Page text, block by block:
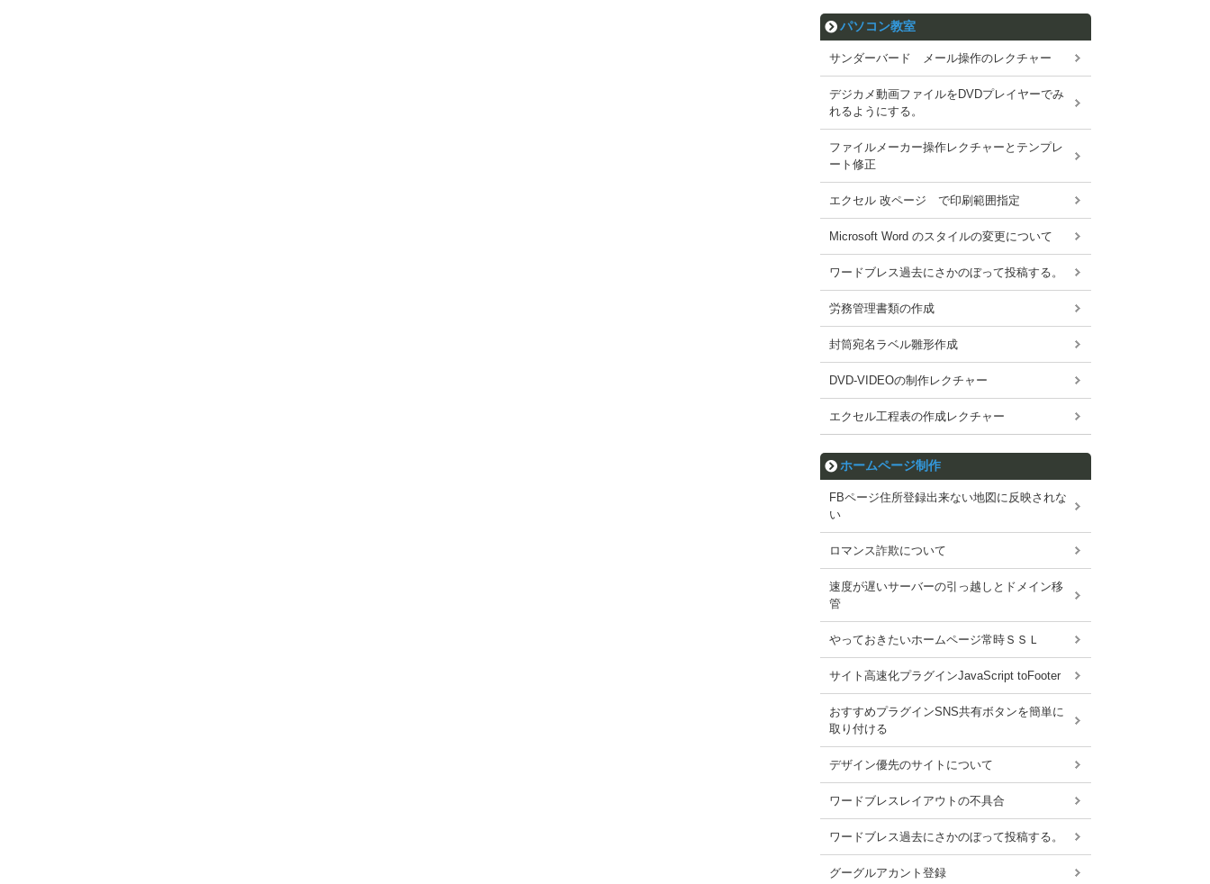
パソコン教室
サンダーバード メール操作のレクチャー
デジカメ動画ファイルをDVDプレイヤーでみ
れるようにする。
ファイルメーカー操作レクチャーとテンプレ
ート修正
エクセル 改ページ で印刷範囲指定
Microsoft Word のスタイルの変更について
ワードブレス過去にさかのぼって投稿する。
労務管理書類の作成
封筒宛名ラベル雛形作成
DVD-VIDEOの制作レクチャー
エクセル工程表の作成レクチャー
ホームページ制作
FBページ住所登録出来ない地図に反映されな
い
ロマンス詐欺について
速度が遅いサーバーの引っ越しとドメイン移
管
やっておきたいホームページ常時ＳＳＬ
サイト高速化プラグインJavaScript toFooter
おすすめプラグインSNS共有ボタンを簡単に
取り付ける
デザイン優先のサイトについて
ワードブレスレイアウトの不具合
ワードブレス過去にさかのぼって投稿する。
グーグルアカント登録